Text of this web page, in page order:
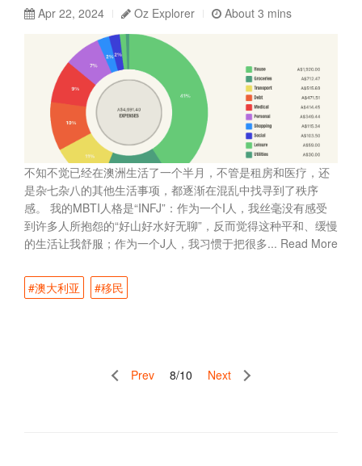
Apr 22, 2024 Oz Explorer About 3 mins
不知不觉已经在澳洲生活了一个半月，不管是租房和医疗，还
是杂七杂八的其他生活事项，都逐渐在混乱中找寻到了秩序
感。 我的MBTI人格是“INFJ”：作为一个I人，我丝毫没有感受
到许多人所抱怨的“好山好水好无聊”，反而觉得这种平和、缓慢
的生活让我舒服；作为一个J人，我习惯于把很多... Read More
#澳大利亚 #移民
Prev 8/10 Next